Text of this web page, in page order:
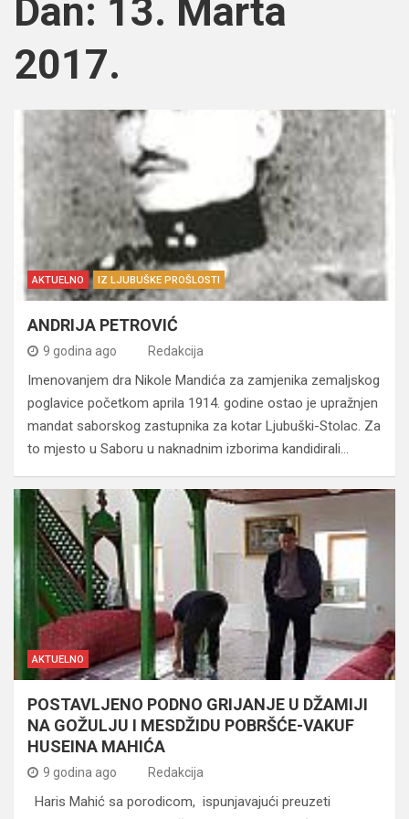
Dan: 13. Marta
2017.
AKTUELNO IZ LJUBUŠKE PROŠLOSTI
ANDRIJA PETROVIĆ
9 godina ago Redakcija
Imenovanjem dra Nikole Mandića za zamjenika zemaljskog
poglavice početkom aprila 1914. godine ostao je upražnjen
mandat saborskog zastupnika za kotar Ljubuški-Stolac. Za
to mjesto u Saboru u naknadnim izborima kandidirali…
AKTUELNO
POSTAVLJENO PODNO GRIJANJE U DŽAMIJI
NA GOŽULJU I MESDŽIDU POBRŠĆE-VAKUF
HUSEINA MAHIĆA
9 godina ago Redakcija
Haris Mahić sa porodicom, ispunjavajući preuzeti